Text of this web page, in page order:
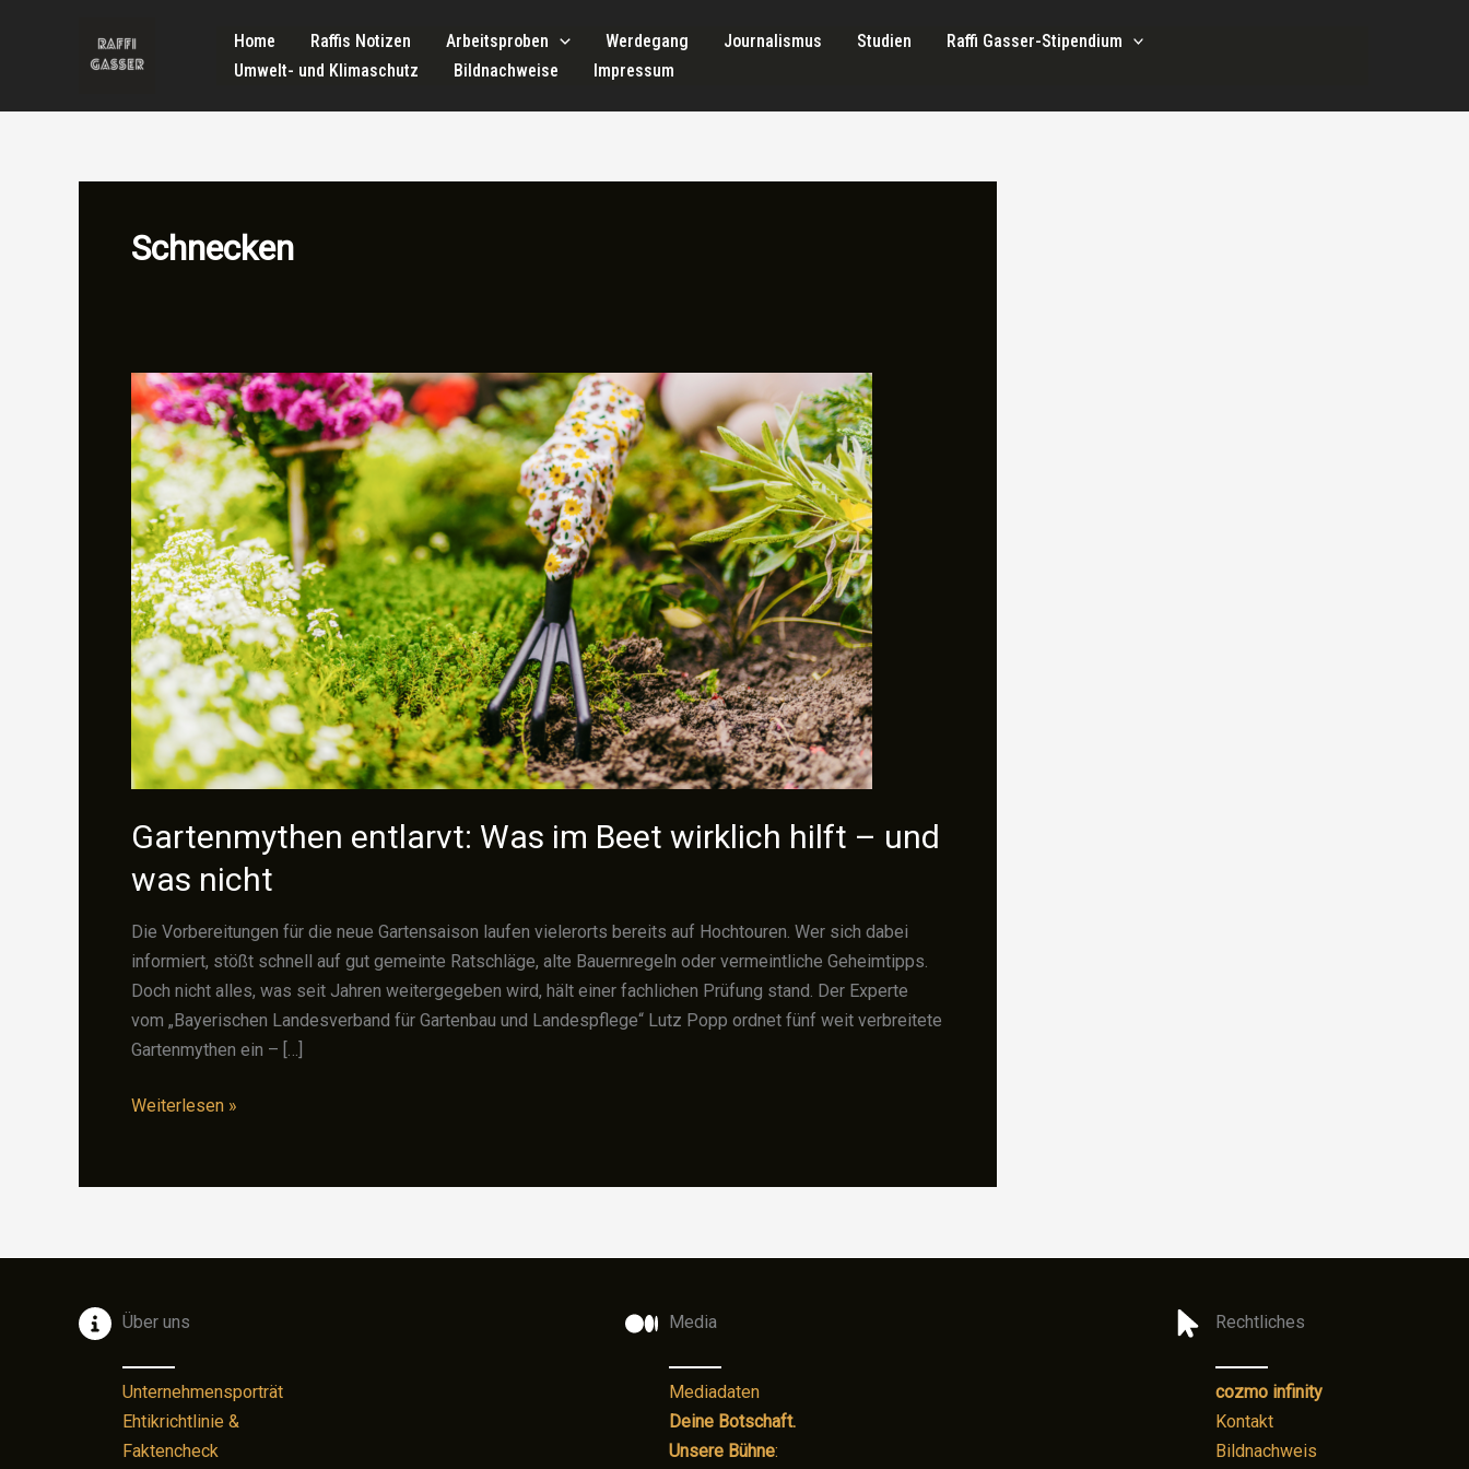
Home Raffis Notizen Arbeitsproben Werdegang Journalismus Studien
Raffi Gasser-Stipendium
Umwelt- und Klimaschutz
Bildnachweise Impressum
Schnecken
Gartenmythen entlarvt: Was im Beet wirklich hilft – und
was nicht
Die Vorbereitungen für die neue Gartensaison laufen vielerorts bereits auf Hochtouren. Wer sich dabei
informiert, stößt schnell auf gut gemeinte Ratschläge, alte Bauernregeln oder vermeintliche Geheimtipps.
Doch nicht alles, was seit Jahren weitergegeben wird, hält einer fachlichen Prüfung stand. Der Experte
vom „Bayerischen Landesverband für Gartenbau und Landespflege“ Lutz Popp ordnet fünf weit verbreitete
Gartenmythen ein – […]
Gartenmythen
im
–
was
nicht
Weiterlesen »
Über uns
Unternehmensporträt
Ehtikrichtlinie &
Faktencheck
Media
Mediadaten
Deine Botschaft.
Unsere Bühne:
Rechtliches
cozmo infinity
Kontakt
Bildnachweis